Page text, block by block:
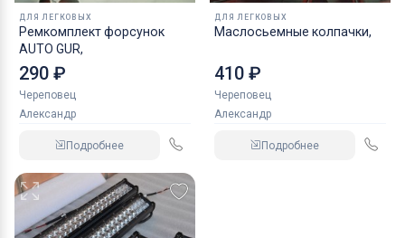
ДЛЯ ЛЕГКОВЫХ
Ремкомплект форсунок
AUTO GUR,
290 ₽
Череповец
Александр
Подробнее
ДЛЯ ЛЕГКОВЫХ
Маслосьемные колпачки,
410 ₽
Череповец
Александр
Подробнее